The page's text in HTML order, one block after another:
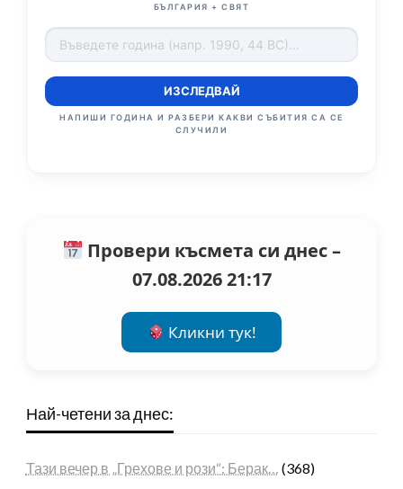
БЪЛГАРИЯ + СВЯТ
ИЗСЛЕДВАЙ
НАПИШИ ГОДИНА И РАЗБЕРИ КАКВИ СЪБИТИЯ СА СЕ
СЛУЧИЛИ
Провери късмета си днес –
07.08.2026 21:17
Кликни тук!
Най-четени за днес:
Тази вечер в „Грехове и рози“: Берак… (368)